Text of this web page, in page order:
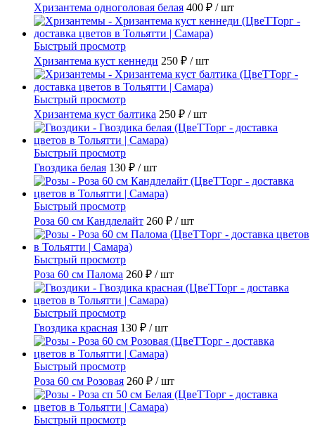
Хризантема одноголовая белая 400 ₽ / шт
Быстрый просмотр
Хризантема куст кеннеди 250 ₽ / шт
Быстрый просмотр
Хризантема куст балтика 250 ₽ / шт
Быстрый просмотр
Гвоздика белая 130 ₽ / шт
Быстрый просмотр
Роза 60 см Кандлелайт 260 ₽ / шт
Быстрый просмотр
Роза 60 см Палома 260 ₽ / шт
Быстрый просмотр
Гвоздика красная 130 ₽ / шт
Быстрый просмотр
Роза 60 см Розовая 260 ₽ / шт
Быстрый просмотр